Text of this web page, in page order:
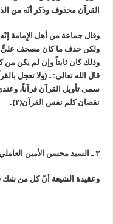
القرآن محذوف وذكر أنّه من
وقال جماعة من أهل الإِمامة
ولكن حذف ما كان مصحف عليٍّ من
وذلك كان ثابتاً وإن لم يكن من
سمى تأويل القرآن قرآناً،
نقصان كلم نفس القرآن(٢).
٣ ـ السيد محسن الأمين العاملي قال:
وعقيدة الشيعة أنّ كل من شك في